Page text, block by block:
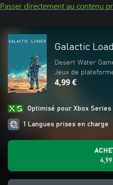
Passer directement au contenu
Galactic
Desert Water
Jeux de
4,99 €
Optimisé pour Xbox Series
1 Langues prises en charge